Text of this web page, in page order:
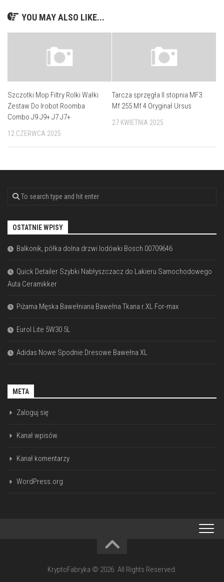
YOU MAY ALSO LIKE...
Szczotki Mop Filtry Rolki Wałki
Zestaw Do Irobot Roomba
Combo J9 J9+ J7 J7+
12 CZERWCA 2025
Tarcza sprzęgła II stopnia MF3
Mf 255 Mf 4 Oryginał Ursus
27 KWIETNIA 2025
OSTATNIE WPISY
Balkonik, półka dolna drzwi lodówki Bosch 00709646
Quick Detailer Szybki Nabłyszczacz do Lakieru Samochodowego
Auta Ceramikker
Piżama Męska Bawełniana Bawełna Tkana r.XL For-max
Eurol Lite 5W30 5L
Adidas Nowe Spodnie Dresowe Bawełna XL
META
Zaloguj się
Kanał wpisów
Kanał komentarzy
WordPress.org
KryptoFabryka © 2026. All Rights Reserved.